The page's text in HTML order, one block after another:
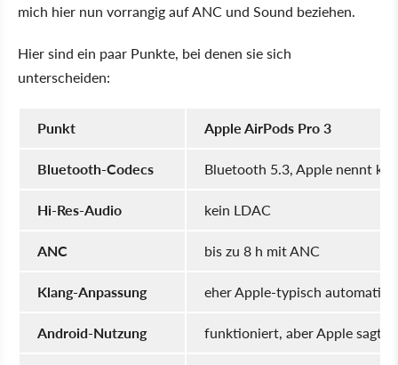
mich hier nun vorrangig auf ANC und Sound beziehen.
Hier sind ein paar Punkte, bei denen sie sich
unterscheiden:
Punkt
Apple AirPods Pro 3
Bluetooth-Codecs
Bluetooth 5.3, Apple nennt
Hi-Res-Audio
kein LDAC
ANC
bis zu 8 h mit ANC
Klang-Anpassung
eher Apple-typisch
Android-Nutzung
funktioniert, aber Apple sagt